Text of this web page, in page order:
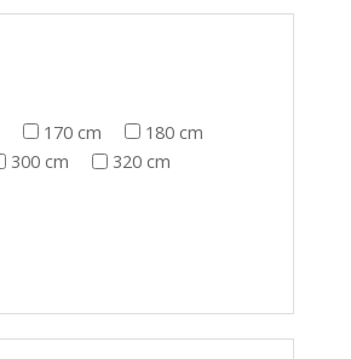
170 cm
180 cm
300 cm
320 cm